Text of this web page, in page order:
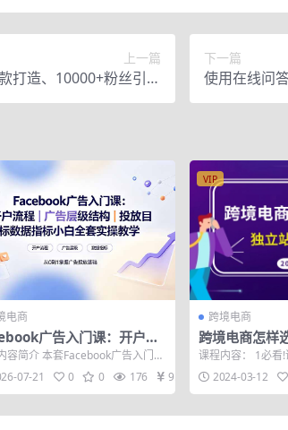
上一篇
打造、10000+粉丝引流
秘诀（价值599）
下一篇
使用在线问
元！
电商
广告入门课：开户流
告层级结构｜投放目标数
小白全套实操教学
容简介 本套Facebook广告入门教
跨境小白打造，从零拆解脸书广
07-21 0 0 176 9.9
VIP
跨境电商
跨境电商怎样
站实战（20节
课程内容： 1必看
mp4 2选品第一课
2024-03-12